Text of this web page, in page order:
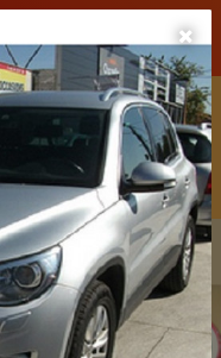
Play Store
LaCarte pour suivre vos
rater !